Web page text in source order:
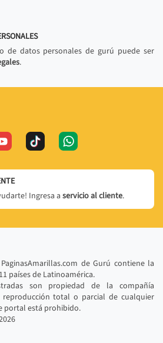
de datos personales de gurú puede ser
.
Ingresa a servicio al cliente.
de Gurú contiene la
países de Latinoamérica.
son propiedad de la compañía
total o parcial de cualquier
portal está prohibido.